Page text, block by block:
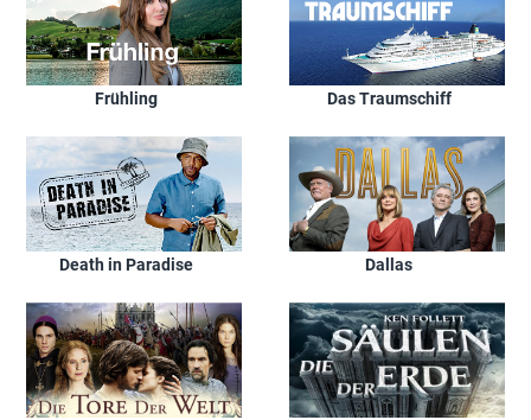
Frühling Das Traumschiff
Death in Paradise Dallas